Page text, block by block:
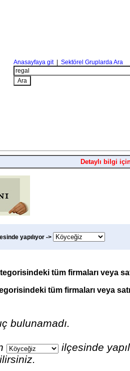
Anasayfaya git| Sektörel Gruplarda Ara
Detaylı bilgi
yapılıyor ->
tüm firmaları veya
tüm firmaları veya
bulunamadı.
ilçesinde